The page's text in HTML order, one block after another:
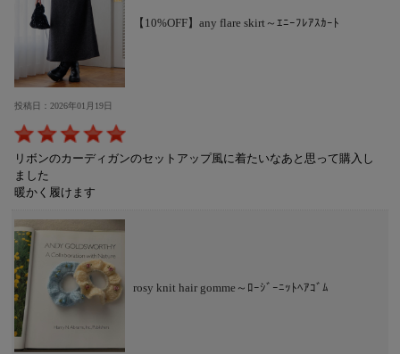
【10%OFF】any flare skirt～ｴﾆｰﾌﾚｱｽｶｰﾄ
投稿日：2026年01月19日
リボンのカーディガンのセットアップ風に着たいなあと思って購入し
ました
暖かく履けます
rosy knit hair gomme～ﾛｰｼﾞｰﾆｯﾄﾍｱｺﾞﾑ